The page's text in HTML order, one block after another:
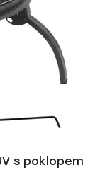
s poklopem